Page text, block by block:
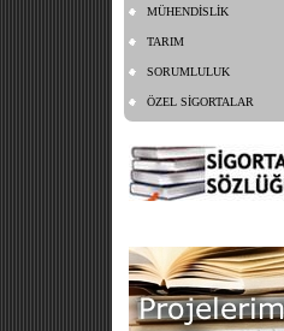
MÜHENDİSLİK
TARIM
SORUMLULUK
ÖZEL SİGORTALAR